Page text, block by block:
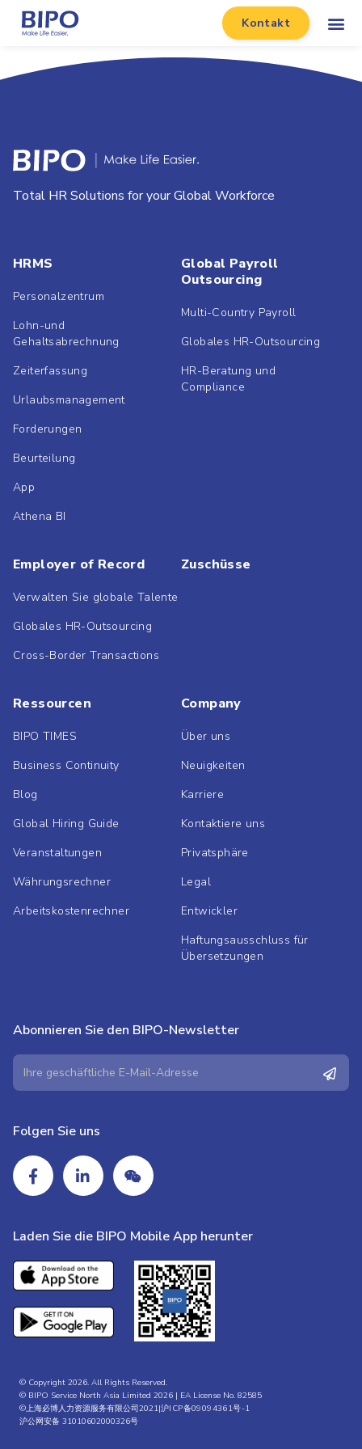
Kontakt
Total HR Solutions for your Global Workforce
HRMS
Personalzentrum
Lohn-und
Gehaltsabrechnung
Zeiterfassung
Urlaubsmanagement
Forderungen
Beurteilung
App
Athena BI
Global Payroll
Outsourcing
Multi-Country Payroll
Globales HR-Outsourcing
HR-Beratung und
Compliance
Employer of Record
Verwalten Sie globale Talente
Globales HR-Outsourcing
Cross-Border Transactions
Zuschüsse
Ressourcen
BIPO TIMES
Business Continuity
Blog
Global Hiring Guide
Veranstaltungen
Währungsrechner
Arbeitskostenrechner
Company
Über uns
Neuigkeiten
Karriere
Kontaktiere uns
Privatsphäre
Legal
Entwickler
Haftungsausschluss für
Übersetzungen
Abonnieren Sie den BIPO-Newsletter
Folgen Sie uns
Laden Sie die BIPO Mobile App herunter
© Copyright 2026. All Rights Reserved.
© BIPO Service North Asia Limited 2026 | EA License No. 82585
©上海必博人力资源服务有限公司2021|沪ICP备09094361号-1
沪公网安备 31010602000326号